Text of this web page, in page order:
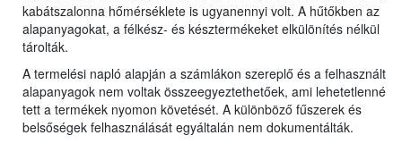
kabátszalonna hőmérséklete is ugyanennyi volt. A hűtőkben az
alapanyagokat, a félkész- és késztermékeket elkülönítés nélkül
tárolták.
A termelési napló alapján a számlákon szereplő és a felhasznált
alapanyagok nem voltak összeegyeztethetőek, ami lehetetlenné
tett a termékek nyomon követését. A különböző fűszerek és
belsőségek felhasználását egyáltalán nem dokumentálták.